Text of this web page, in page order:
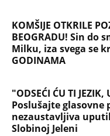
KOMŠIJE OTKRILE
BEOGRADU! Sin
Milku, iza svega se
GODINAMA
"ODSEĆI ĆU TI
Poslušajte glasovne
nezaustavljiva
Slobinoj Jeleni